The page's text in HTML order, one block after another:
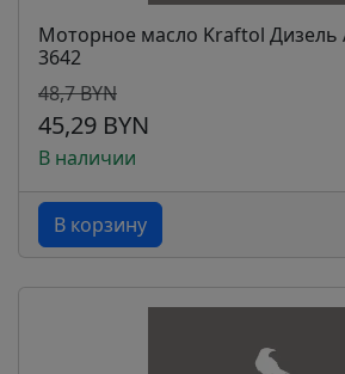
Моторное масло Kraftol Дизель
3642
48,7 BYN
45,29 BYN
В наличии
В корзину